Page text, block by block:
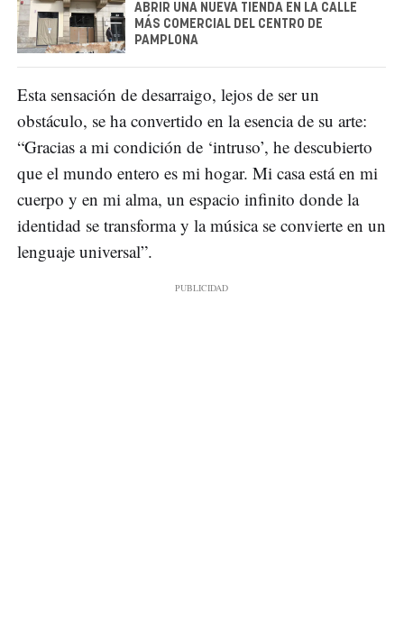
ABRIR UNA NUEVA TIENDA EN LA CALLE
MÁS COMERCIAL DEL CENTRO DE
PAMPLONA
Esta sensación de desarraigo, lejos de ser un
obstáculo, se ha convertido en la esencia de su arte:
“Gracias a mi condición de ‘intruso’, he descubierto
que el mundo entero es mi hogar. Mi casa está en mi
cuerpo y en mi alma, un espacio infinito donde la
identidad se transforma y la música se convierte en un
lenguaje universal”.